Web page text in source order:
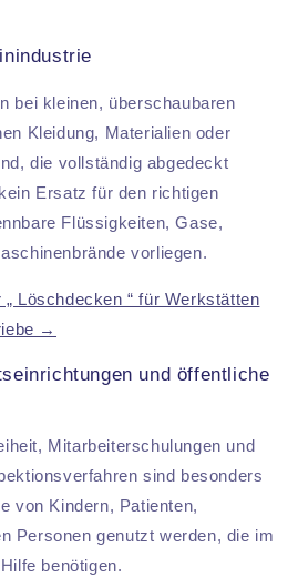
bei kleinen, überschaubaren
Kleidung, Materialien oder
die vollständig abgedeckt
Ersatz für den richtigen
Flüssigkeiten, Gase,
vorliegen.
Löschdecken “ für Werkstätten
→
und öffentliche
Mitarbeiterschulungen und
sind besonders
von Kindern, Patienten,
Personen genutzt werden, die im
benötigen.